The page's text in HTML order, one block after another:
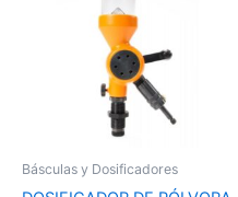
Básculas y Dosificadores